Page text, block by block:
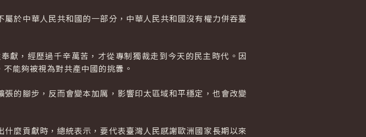
於中華人民共和國的一部分，中華人民共和國沒有權力併吞臺
獻，經歷過千辛萬苦，才從專制獨裁走到今天的民主時代。因
能夠被視為對共產中國的挑釁。
的腳步，反而會變本加厲，影響印太區域和平穩定，也會改變
麼貢獻時，總統表示，要代表臺灣人民感謝歐洲國家長期以來